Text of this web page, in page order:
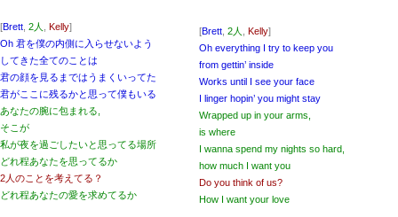
[Brett 2人 Kelly]
Oh 君を僕の内側に入らせないよう
してきた全てのことは
君の顔を見るまではうまくいってた
君がここに残るかと思って僕もいる
あなたの腕に包まれる,
そこが
私が夜を過ごしたいと思ってる場所
どれ程あなたを思ってるか
2人のことを考えてる？
どれ程あなたの愛を求めてるか
[Brett 2人 Kelly]
Oh everything I try to keep you
from gettin’ inside
Works until I see your face
I linger hopin’ you might stay
Wrapped up in your arms,
is where
I wanna spend my nights so hard,
how much I want you
Do you think of us?
How I want your love